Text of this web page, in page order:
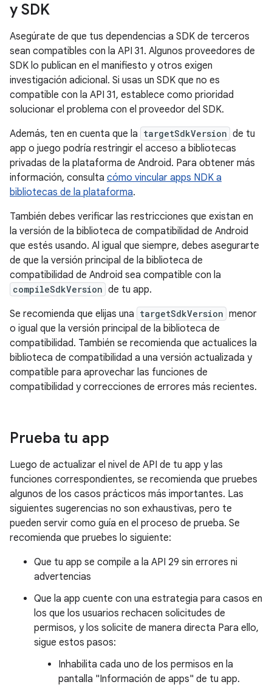
y SDK
Asegúrate de que tus dependencias a SDK de terceros
sean compatibles con la API 31. Algunos proveedores de
SDK lo publican en el manifiesto y otros exigen
investigación adicional. Si usas un SDK que no es
compatible con la API 31, establece como prioridad
solucionar el problema con el proveedor del SDK.
Además, ten en cuenta que la targetSdkVersion de tu
app o juego podría restringir el acceso a bibliotecas
privadas de la plataforma de Android. Para obtener más
información, consulta cómo vincular apps NDK a
bibliotecas de la plataforma.
También debes verificar las restricciones que existan en
la versión de la biblioteca de compatibilidad de Android
que estés usando. Al igual que siempre, debes asegurarte
de que la versión principal de la biblioteca de
compatibilidad de Android sea compatible con la
compileSdkVersion de tu app.
Se recomienda que elijas una targetSdkVersion menor
o igual que la versión principal de la biblioteca de
compatibilidad. También se recomienda que actualices la
biblioteca de compatibilidad a una versión actualizada y
compatible para aprovechar las funciones de
compatibilidad y correcciones de errores más recientes.
Prueba tu app
Luego de actualizar el nivel de API de tu app y las
funciones correspondientes, se recomienda que pruebes
algunos de los casos prácticos más importantes. Las
siguientes sugerencias no son exhaustivas, pero te
pueden servir como guía en el proceso de prueba. Se
recomienda que pruebes lo siguiente:
Que tu app se compile a la API 29 sin errores ni
advertencias
Que la app cuente con una estrategia para casos en
los que los usuarios rechacen solicitudes de
permisos, y los solicite de manera directa Para ello,
sigue estos pasos:
Inhabilita cada uno de los permisos en la
pantalla "Información de apps" de tu app.